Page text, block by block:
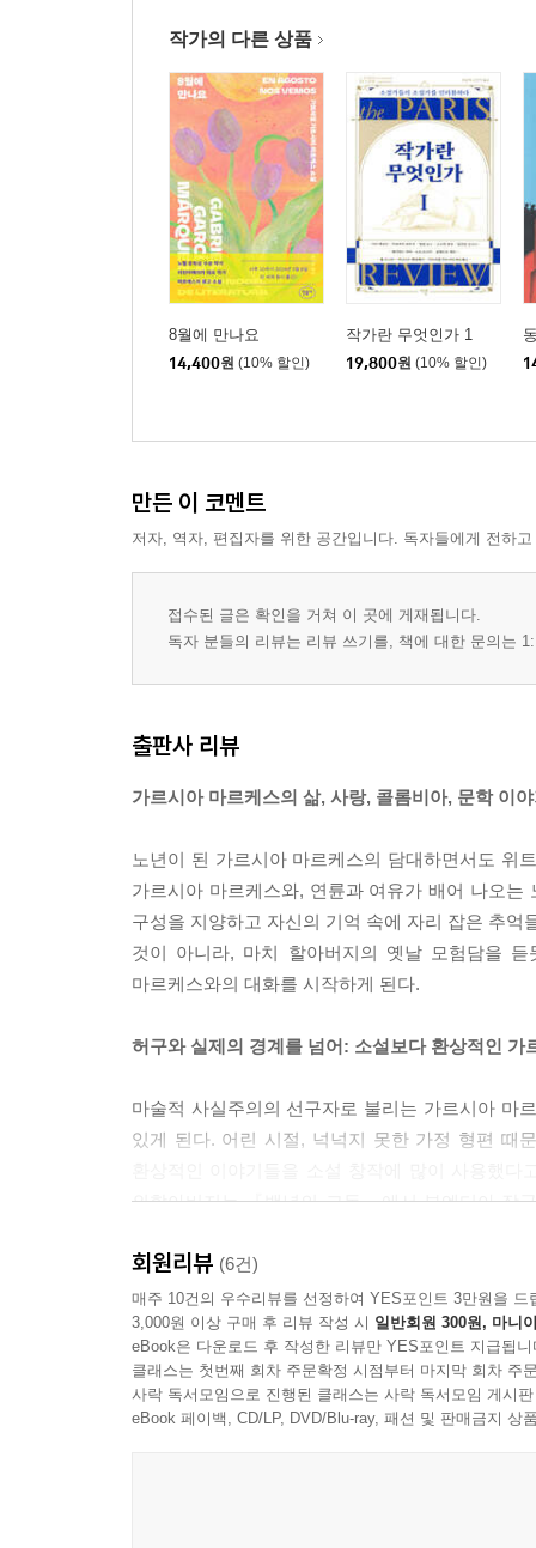
작가의 다른 상품
8월에 만나요
14,400원 (10% 할인)
작가란 무엇인가 1
19,800원 (10% 할인)
만든 이 코멘트
저자, 역자, 편집자를 위한 공간입니다. 독자들에게 전하
접수된 글은 확인을 거쳐 이 곳에 게재됩니다.
독자 분들의 리뷰는 리뷰 쓰기를, 책에 대한 문의는
출판사 리뷰
가르시아 마르케스의 삶, 사랑, 콜롬비아, 문학 이
노년이 된 가르시아 마르케스의 담대하면서도 위
가르시아 마르케스와, 연륜과 여유가 배어 나오
구성을 지양하고 자신의 기억 속에 자리 잡은 추
것이 아니라, 마치 할아버지의 옛날 모험담을
마르케스와의 대화를 시작하게 된다.
허구와 실제의 경계를 넘어: 소설보다 환상적인 가
마술적 사실주의의 선구자로 불리는 가르시아 마
있게 된다. 어린 시절, 넉넉지 못한 가정 형편 때
외할아버지는 『백년의 고독』에서 부엔디아 장
이러한 이야기들은 가르시아 마르케스의 환상적
우리가 실생활에서 맞닥뜨리게 되는 현실이 때
사실주의’적인 작품을 쓸 수밖에 없었다는 것을 이
콜롬비아 현대사의 재조명: 가르시아 마르케스가
회원리뷰 (6건)
매주 10건의 우수리뷰를 선정하여 YES포인트 3만원을 드
3,000원 이상 구매 후 리뷰 작성 시 일반회원 300원, 마니
eBook은 다운로드 후 작성한 리뷰만 YES포인트 지급됩니
클래스는 첫번째 회차 주문확정 시점부터 마지막 회차 주
사락 독서모임으로 진행된 클래스는 사락 독서모임 게시
eBook 페이백, CD/LP, DVD/Blu-ray, 패션 및 판매금지 상